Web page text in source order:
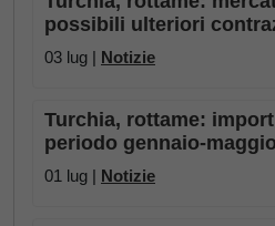
possibili ulteriori
03 lug | Notizie
Turchia, rottame:
periodo gennaio-
01 lug | Notizie